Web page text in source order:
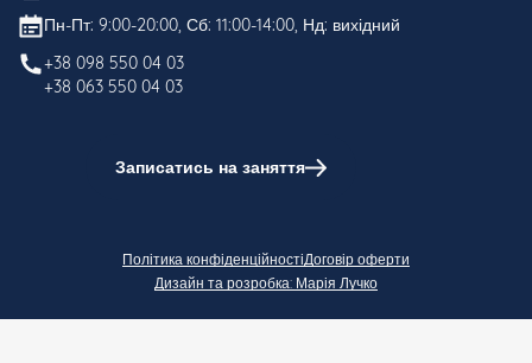
Пн-Пт: 9:00-20:00, Сб: 11:00-14:00, Нд: вихідний
+38 098 550 04 03
+38 063 550 04 03
Записатись на заняття
Політика конфіденційностіДоговір оферти
Дизайн та розробка: Марія Лучко